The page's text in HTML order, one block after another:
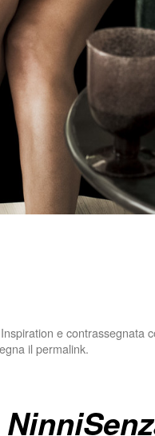
Inspiration e contrassegnata
il permalink.